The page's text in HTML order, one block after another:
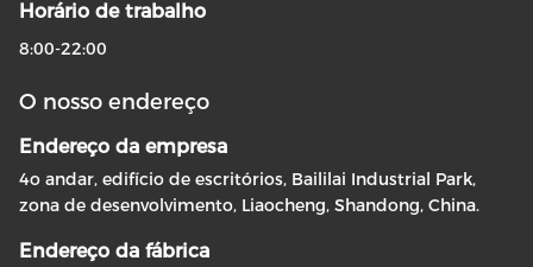
Horário de trabalho
8:00-22:00
O nosso endereço
Endereço da empresa
4o andar, edifício de escritórios, Baililai Industrial Park,
zona de desenvolvimento, Liaocheng, Shandong, China.
Endereço da fábrica